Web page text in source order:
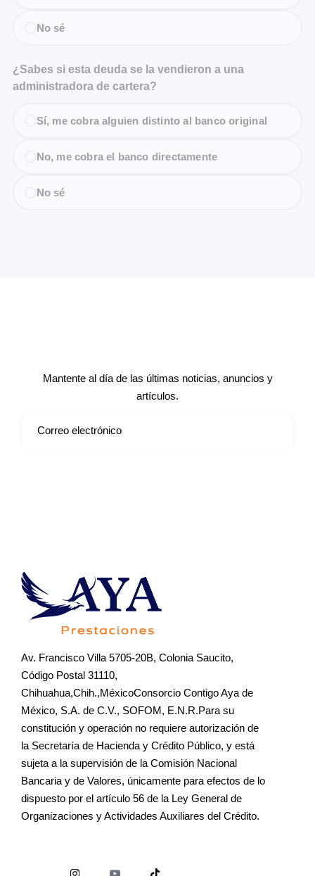
No sé
¿Sabes si esta deuda se la vendieron a una
administradora de cartera?
Sí, me cobra alguien distinto al banco original
No, me cobra el banco directamente
No sé
Mantente al día de las últimas noticias, anuncios y
artículos.
Av. Francisco Villa 5705-20B, Colonia Saucito,
Código Postal 31110,
Chihuahua,Chih.,MéxicoConsorcio Contigo Aya de
México, S.A. de C.V., SOFOM, E.N.R.Para su
constitución y operación no requiere autorización de
la Secretaría de Hacienda y Crédito Público, y está
sujeta a la supervisión de la Comisión Nacional
Bancaria y de Valores, únicamente para efectos de lo
dispuesto por el artículo 56 de la Ley General de
Organizaciones y Actividades Auxiliares del Crédito.